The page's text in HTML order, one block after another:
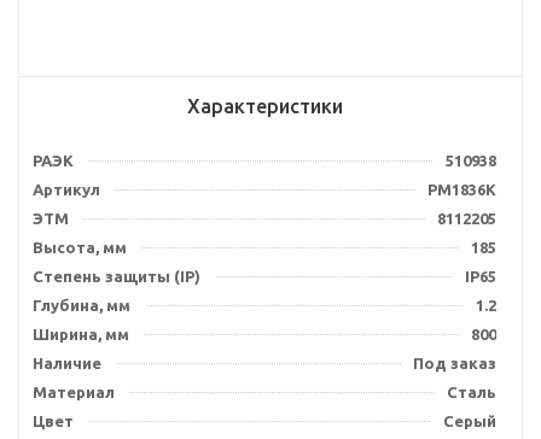
Характеристики
РАЭК
510938
Артикул
PM1836K
ЭТМ
8112205
Высота, мм
185
Степень защиты (IP)
IP65
Глубина, мм
1.2
Ширина, мм
800
Наличие
Под заказ
Материал
Сталь
Цвет
Серый